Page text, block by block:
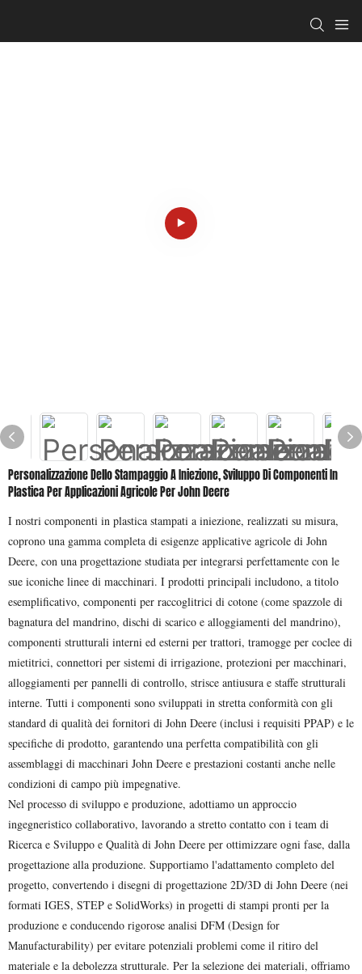
Personalizzazione Dello Stampaggio A Iniezione, Sviluppo Di Componenti In
Plastica Per Applicazioni Agricole Per John Deere
I nostri componenti in plastica stampati a iniezione, realizzati su misura,
coprono una gamma completa di esigenze applicative agricole di John
Deere, con una progettazione studiata per integrarsi perfettamente con le
sue iconiche linee di macchinari. I prodotti principali includono, a titolo
esemplificativo, componenti per raccoglitrici di cotone (come spazzole di
bagnatura del mandrino, dischi di scarico e alloggiamenti del mandrino),
componenti strutturali interni ed esterni per trattori, tramogge per coclee di
mietitrici, connettori per sistemi di irrigazione, protezioni per macchinari,
alloggiamenti per pannelli di controllo, strisce antiusura e staffe strutturali
interne. Tutti i componenti sono sviluppati in stretta conformità con gli
standard di qualità dei fornitori di John Deere (inclusi i requisiti PPAP) e le
specifiche di prodotto, garantendo una perfetta compatibilità con gli
assemblaggi di macchinari John Deere e prestazioni costanti anche nelle
condizioni di campo più impegnative.
Nel processo di sviluppo e produzione, adottiamo un approccio
ingegneristico collaborativo, lavorando a stretto contatto con i team di
Ricerca e Sviluppo e Qualità di John Deere per ottimizzare ogni fase, dalla
progettazione alla produzione. Supportiamo l'adattamento completo del
progetto, convertendo i disegni di progettazione 2D/3D di John Deere (nei
formati IGES, STEP e SolidWorks) in progetti di stampi pronti per la
produzione e conducendo rigorose analisi DFM (Design for
Manufacturability) per evitare potenziali problemi come il ritiro del
materiale e la debolezza strutturale. Per la selezione dei materiali, offriamo